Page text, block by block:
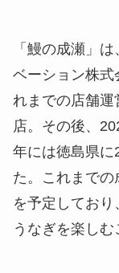
「鰻の成瀬」
ベーション株式
れまでの店舗
店。その後、
年には徳島県に
た。これまで
を予定してお
うなぎを楽しむ